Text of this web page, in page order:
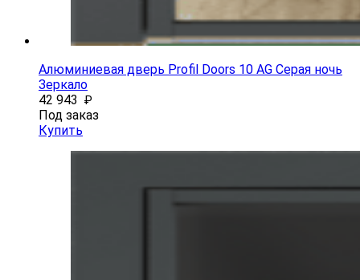
Алюминиевая дверь Profil Doors 10 AG Серая ночь
Зеркало
42 943 ₽
Под заказ
Купить